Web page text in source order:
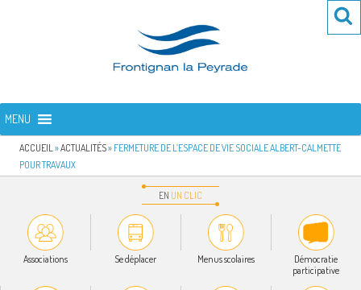
FRONTIGNAN LA PEYRADE
MENU
ACCUEIL »ACTUALITÉS» FERMETURE DE L’ESPACE DE VIE SOCIALE ALBERT-CALMETTE
POUR TRAVAUX
EN UN CLIC
Associations Se déplacer Menus scolaires
Démocratie
participative